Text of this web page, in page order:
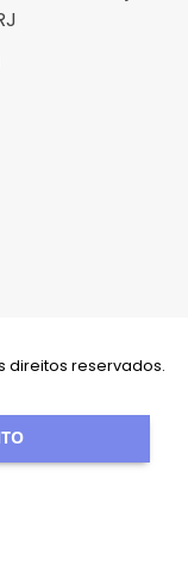
direitos reservados.